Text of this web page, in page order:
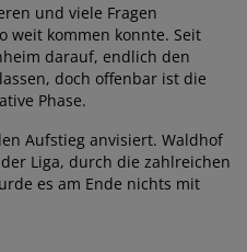
und viele Fragen
weit kommen konnte. Seit
darauf, endlich den
doch offenbar ist die
Phase.
Aufstieg anvisiert. Waldhof
Liga, durch die zahlreichen
es am Ende nichts mit